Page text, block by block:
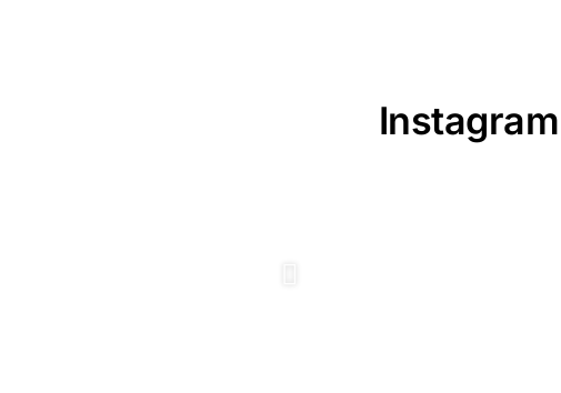
Instagram